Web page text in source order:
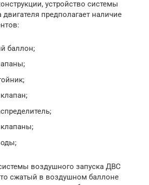
устройство системы
предполагает наличие
баллон;
воздушного запуска ДВС
сжатый в воздушном баллоне